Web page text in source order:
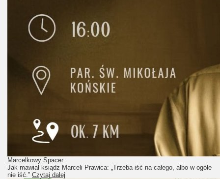
Marcelkowy Spacer
Jak mawiał ksiądz Marceli Prawica: „Trzeba iść na całego, albo w ogóle
nie iść.” Czytaj dalej